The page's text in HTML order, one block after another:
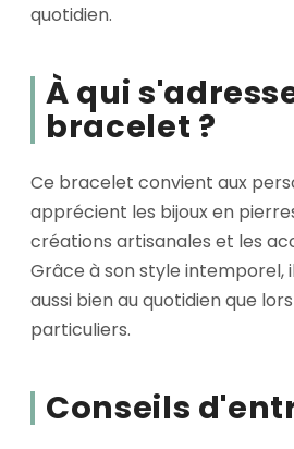
quotidien.
À qui
bracelet ?
Ce bracelet convient aux
apprécient les bijoux en
créations artisanales et les
Grâce à son style
aussi bien au quotidien que
particuliers.
Conseils